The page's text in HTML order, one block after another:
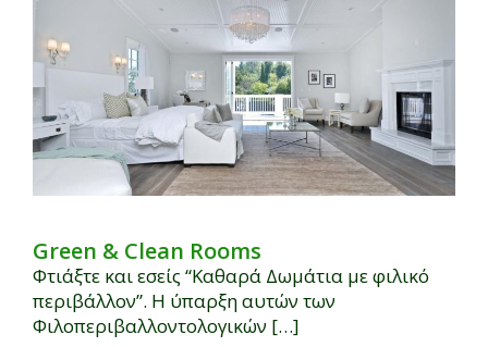
Green & Clean Rooms
Φτιάξτε και εσείς “Καθαρά Δωμάτια με φιλικό
περιβάλλον”. Η ύπαρξη αυτών των
Φιλοπεριβαλλοντολογικών […]